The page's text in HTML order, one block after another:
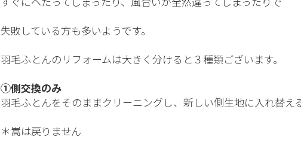
失敗している方も多いようです。
羽毛ふとんのリフォームは大きく分けると３種類ございます。
①側交換のみ
羽毛ふとんをそのままクリーニングし、新しい側生地に入れ替え
＊嵩は戻りません